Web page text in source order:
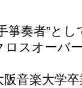
箏奏者”と
ロスオーバ
音楽大学卒